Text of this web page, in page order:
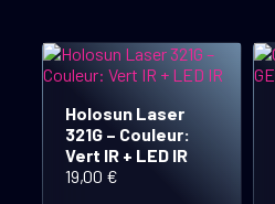
Holosun Laser
321G – Couleur:
Vert IR + LED IR
19,00 €